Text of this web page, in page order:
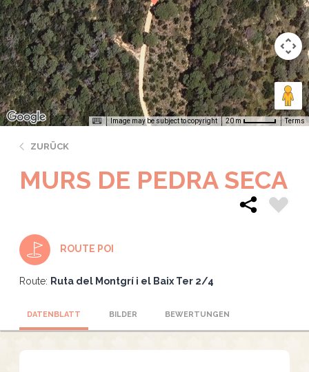
Image may be subject to copyright 20 m Terms
ZURÜCK
MURS DE PEDRA SECA
ROUTE POI
Route: Ruta del Montgrí i el Baix Ter 2/4
DATENBLATT BILDER BEWERTUNGEN